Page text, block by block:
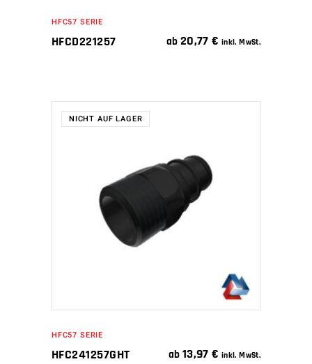
HFC57 SERIE
HFCD221257 ab 20,77€ inkl. MwSt.
NICHT AUF LAGER
WEITERLESEN
HFC57 SERIE
HFC241257GHT ab 13,97€ inkl. MwSt.